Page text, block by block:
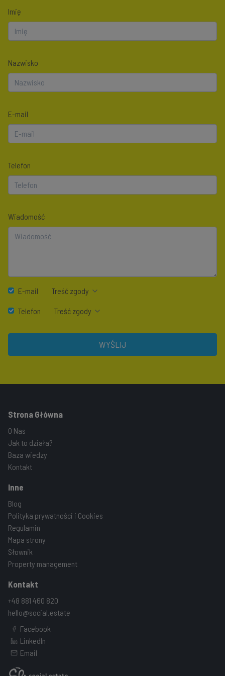
Imię
Nazwisko
E-mail
Telefon
Wiadomość
E-mail Treść zgody
Telefon Treść zgody
WYŚLIJ
Strona Główna
O Nas
Jak to działa?
Baza wiedzy
Kontakt
Inne
Blog
Polityka prywatności i Cookies
Regulamin
Mapa strony
Słownik
Property management
Kontakt
+48 881 460 820
hello@social.estate
Facebook
LinkedIn
Email